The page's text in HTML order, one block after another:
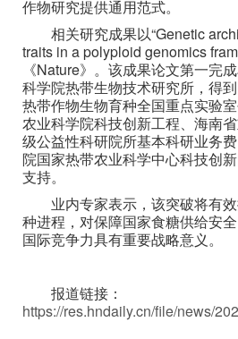
作物研究提供通用范式。
相关研究成果以“Genetic
traits in a polyploid genomics
《Nature》。该成果论文第一完
科学院热带生物技术研究所，得到
热带作物生物育种全国重点实验
农业科学院科技创新工程、海南
级公益性科研院所基本科研业务
院国家热带农业科学中心科技创
支持。
业内专家表示，该突破将有
种进程，对保障国家食糖供给安
国际竞争力具有重要战略意义。
报道链接：
https://res.hndaily.cn/file/news/